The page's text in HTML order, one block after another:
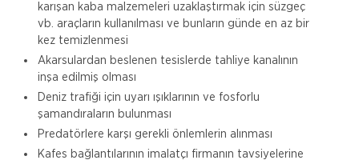
karışan kaba malzemeleri uzaklaştırmak için süzgeç
vb. araçların kullanılması ve bunların günde en az bir
kez temizlenmesi
Akarsulardan beslenen tesislerde tahliye kanalının
inşa edilmiş olması
Deniz trafiği için uyarı ışıklarının ve fosforlu
şamandıraların bulunması
Predatörlere karşı gerekli önlemlerin alınması
Kafes bağlantılarının imalatçı firmanın tavsiyelerine
Tamamlayıcı Sağlık Sigortası
teminat paket seçenekleriyle SGK ile anlaşmalı özel
hastanelerde muyane tetkik ve tedavi giderleriniz için